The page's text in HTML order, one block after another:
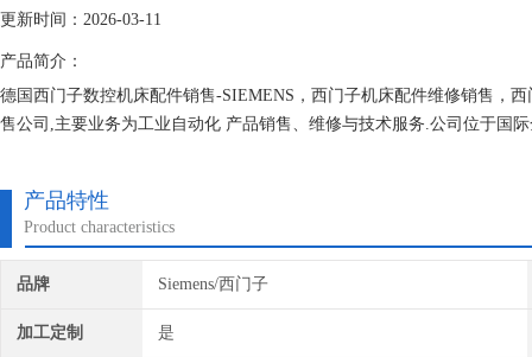
更新时间：2026-03-11
产品简介：
德国西门子数控机床配件销售-SIEMENS，西门子机床配件维修销售
售公司,主要业务为工业自动化 产品销售、维修与技术服务.公司位于国
产品特性
Product characteristics
品牌 Siemens/西门子
加工定制 是